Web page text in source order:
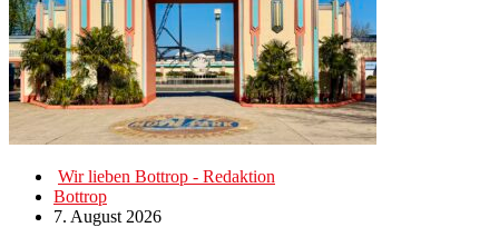
Wir lieben Bottrop - Redaktion
Bottrop
7. August 2026